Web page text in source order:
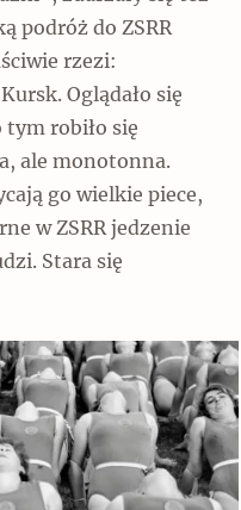
podróż do ZSRR
rzezi:
Oglądało się
tym robiło się
ale monotonna.
go wielkie piece,
w ZSRR jedzenie
Stara się